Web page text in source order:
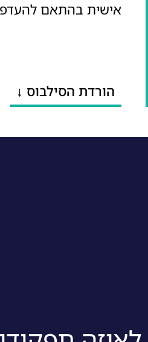
אישית בהתאם
הורדת הסילבוס ↓